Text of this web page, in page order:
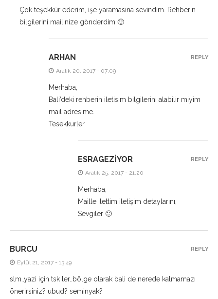
Çok teşekkür ederim, işe yaramasına sevindim. Rehberin
bilgilerini mailinize gönderdim 🙂
ARHAN
Aralık 20, 2017 - 07:09
Merhaba,
Bali’deki rehberin iletisim bilgilerini alabilir miyim
mail adresime.
Tesekkurler
REPLY
ESRAGEZIYOR
Aralık 25, 2017 - 21:20
Merhaba,
Maille ilettim iletişim detaylarını,
Sevgiler 🙂
REPLY
BURCU
Eylül 21, 2017 - 13:49
slm..yazi için tsk ler..bölge olarak bali de nerede kalmamazı
önerirsiniz? ubud? seminyak?
REPLY